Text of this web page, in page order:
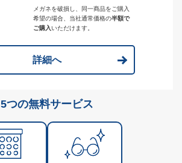
メガネを破損し、同一商品をご購入
希望の場合、当社通常価格の半額で
ご購入いただけます。
詳細へ
5つの無料サービス